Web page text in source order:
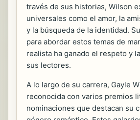
través de sus historias, Wilson
universales como el amor, la
y la búsqueda de la identidad.
para abordar estos temas de
realista ha ganado el respeto y
sus lectores.
A lo largo de su carrera, Gayle
reconocida con varios premios
nominaciones que destacan su